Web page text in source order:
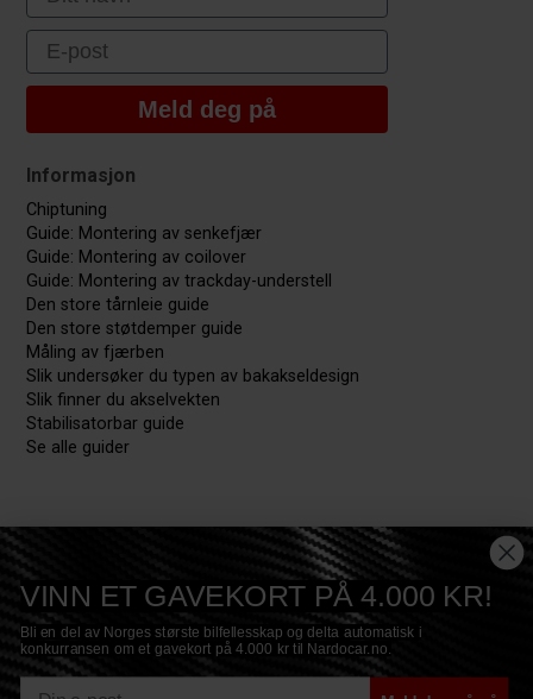
Email
Meld deg på
Informasjon
Chiptuning
Guide: Montering av senkefjær
Guide: Montering av coilover
Guide: Montering av trackday-understell
Den store tårnleie guide
Den store støtdemper guide
Måling av fjærben
Slik undersøker du typen av bakakseldesign
Slik finner du akselvekten
Stabilisatorbar guide
Se alle guider
VINN ET GAVEKORT PÅ 4.000 KR!
Bli en del av Norges største bilfellesskap og delta automatisk i
konkurransen om et gavekort på 4.000 kr til Nardocar.no.